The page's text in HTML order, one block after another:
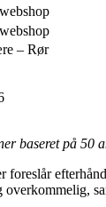
– Rør
baseret på 50
foreslår